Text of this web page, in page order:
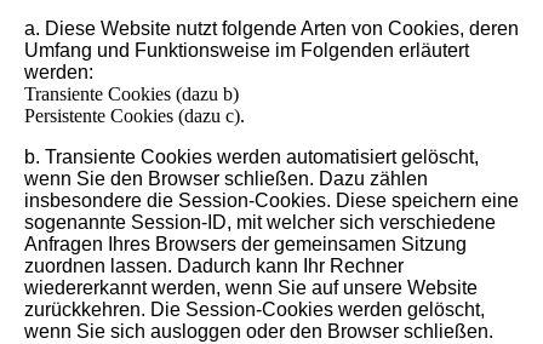
a. Diese Website nutzt folgende Arten von Cookies, deren
Umfang und Funktionsweise im Folgenden erläutert
werden:
Transiente Cookies (dazu b)
Persistente Cookies (dazu c).
b. Transiente Cookies werden automatisiert gelöscht,
wenn Sie den Browser schließen. Dazu zählen
insbesondere die Session-Cookies. Diese speichern eine
sogenannte Session-ID, mit welcher sich verschiedene
Anfragen Ihres Browsers der gemeinsamen Sitzung
zuordnen lassen. Dadurch kann Ihr Rechner
wiedererkannt werden, wenn Sie auf unsere Website
zurückkehren. Die Session-Cookies werden gelöscht,
wenn Sie sich ausloggen oder den Browser schließen.